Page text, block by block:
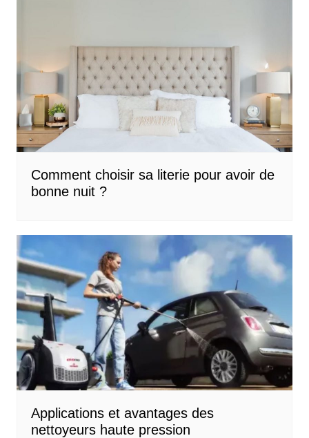
Comment choisir sa literie pour avoir de
bonne nuit ?
Applications et avantages des
nettoyeurs haute pression